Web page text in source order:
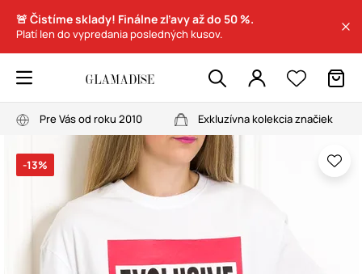
🚨 Čistíme sklady! Finálne zľavy až do 50 %.
Platí len do vypredania posledných kusov.
Pre Vás od roku 2010 Exkluzívna kolekcia značiek
-13%